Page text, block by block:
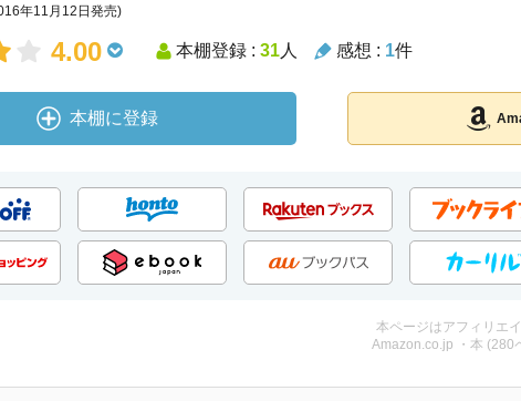
年11月12日発売)
4.00 本棚登録 : 31人 感想 : 1件
本棚に登録
本ページはアフィリエ
Amazon.co.jp ・本 (280